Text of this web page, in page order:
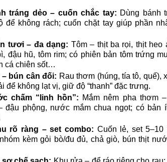
tráng dẻo – cuốn chắc tay: Dùng bánh
để không rách; cuốn chặt tay giúp phần
tươi – đa dạng: Tôm – thịt ba rọi, thịt heo
đậu hũ, tôm rim; có phiên bản tôm trứng
cá chiên sốt…
– bún cân đối: Rau thơm (húng, tía tô, quế),
để không lạt vị, giữ độ “thanh” đặc trưng.
chấm “linh hồn”: Mắm nêm pha thơm
đậu phộng, nước mắm chua ngọt; có bản
rõ ràng – set combo: Cuốn lẻ, set
kèm gỏi bò/đu đủ, chả giò, bún thịt